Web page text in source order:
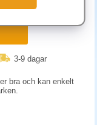
3-9 dagar
bra och kan enkelt